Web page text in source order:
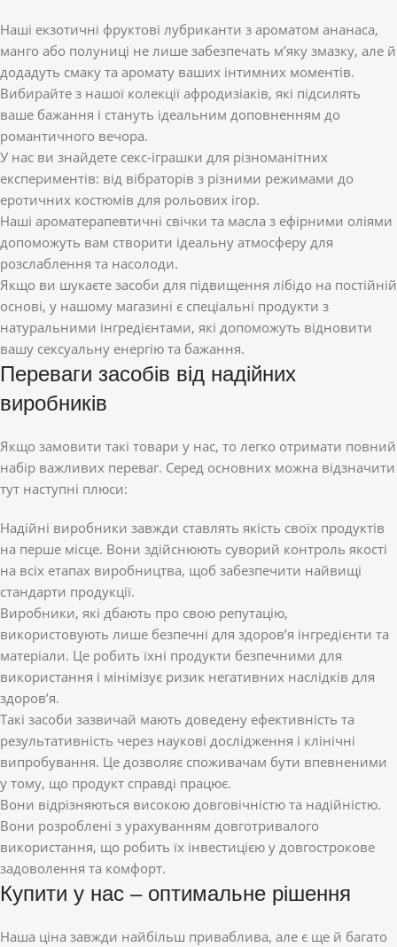
Наші екзотичні фруктові лубриканти з ароматом ананаса,
манго або полуниці не лише забезпечать м’яку змазку, але й
додадуть смаку та аромату ваших інтимних моментів.
Вибирайте з нашої колекції афродизіаків, які підсилять
ваше бажання і стануть ідеальним доповненням до
романтичного вечора.
У нас ви знайдете секс-іграшки для різноманітних
експериментів: від вібраторів з різними режимами до
еротичних костюмів для рольових ігор.
Наші ароматерапевтичні свічки та масла з ефірними оліями
допоможуть вам створити ідеальну атмосферу для
розслаблення та насолоди.
Якщо ви шукаєте засоби для підвищення лібідо на постійній
основі, у нашому магазині є спеціальні продукти з
натуральними інгредієнтами, які допоможуть відновити
вашу сексуальну енергію та бажання.
Переваги засобів від надійних
виробників
Якщо замовити такі товари у нас, то легко отримати повний
набір важливих переваг. Серед основних можна відзначити
тут наступні плюси:
Надійні виробники завжди ставлять якість своїх продуктів
на перше місце. Вони здійснюють суворий контроль якості
на всіх етапах виробництва, щоб забезпечити найвищі
стандарти продукції.
Виробники, які дбають про свою репутацію,
використовують лише безпечні для здоров’я інгредієнти та
матеріали. Це робить їхні продукти безпечними для
використання і мінімізує ризик негативних наслідків для
здоров’я.
Такі засоби зазвичай мають доведену ефективність та
результативність через наукові дослідження і клінічні
випробування. Це дозволяє споживачам бути впевненими
у тому, що продукт справді працює.
Вони відрізняються високою довговічністю та надійністю.
Вони розроблені з урахуванням довготривалого
використання, що робить їх інвестицією у довгострокове
задоволення та комфорт.
Купити у нас – оптимальне рішення
Наша ціна завжди найбільш приваблива, але є ще й багато